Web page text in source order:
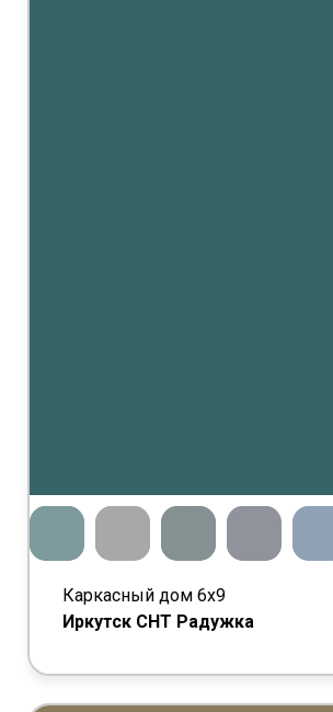
Каркасный дом 6х9
Иркутск СНТ Радужка